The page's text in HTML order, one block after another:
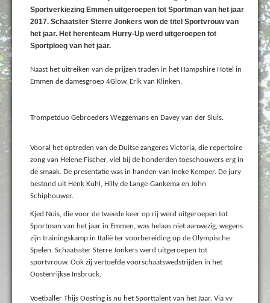
Sportverkiezing Emmen uitgeroepen tot Sportman van het jaar
2017. Schaatster Sterre Jonkers won de titel Sportvrouw van
het jaar. Het herenteam Hurry-Up werd uitgeroepen tot
Sportploeg van het jaar.
Naast het uitreiken van de prijzen traden in het Hampshire Hotel in
Emmen de damesgroep 4Glow, Erik van Klinken,
Trompetduo Gebroeders Weggemans en Davey van der Sluis.
Vooral het optreden van de Duitse zangeres Victoria, die repertoire
zong van Helene Fischer, viel bij de honderden toeschouwers erg in
de smaak. De presentatie was in handen van Ineke Kemper. De jury
bestond uit Henk Kuhl, Hilly de Lange-Gankema en John
Schiphouwer.
Kjed Nuis, die voor de tweede keer op rij werd uitgeroepen tot
Sportman van het jaar in Emmen, was helaas niet aanwezig, wegens
zijn trainingskamp in Italië ter voorbereiding op de Olympische
Spelen. Schaatsster Sterre Jonkers werd uitgeroepen tot
sportvrouw. Ook zij vertoefde voorschaatswedstrijden in het
Oostenrijkse Insbruck.
Voetballer Thijs Oosting is nu het Sporttalent van het Jaar. Via vv